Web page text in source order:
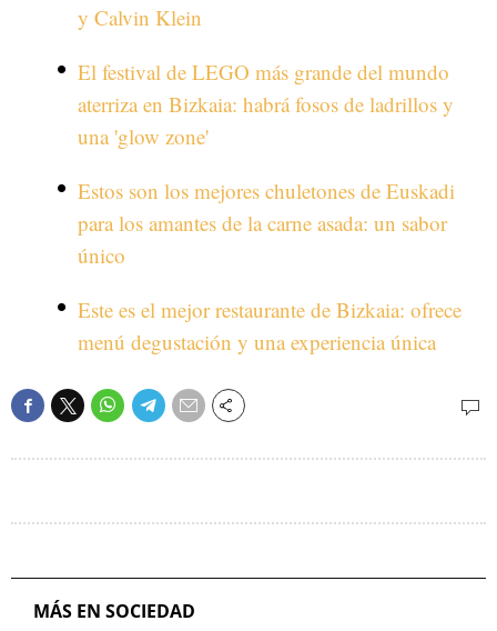
y Calvin Klein
El festival de LEGO más grande del mundo
aterriza en Bizkaia: habrá fosos de ladrillos y
una 'glow zone'
Estos son los mejores chuletones de Euskadi
para los amantes de la carne asada: un sabor
único
Este es el mejor restaurante de Bizkaia: ofrece
menú degustación y una experiencia única
MÁS EN SOCIEDAD